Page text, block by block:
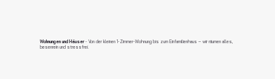
Wohnungen und Häuser- Von der kleinen 1-Zimmer-Wohnung bis zum Einfamilienhaus – wir räumen alles,
besenrein und stressfrei.